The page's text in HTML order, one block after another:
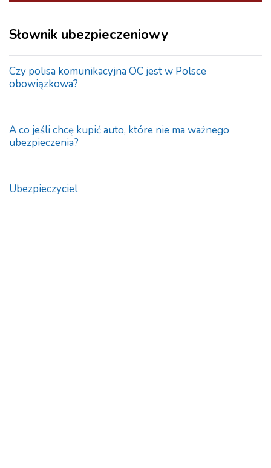
Słownik ubezpieczeniowy
Czy polisa komunikacyjna OC jest w Polsce
obowiązkowa?
A co jeśli chcę kupić auto, które nie ma ważnego
ubezpieczenia?
Ubezpieczyciel